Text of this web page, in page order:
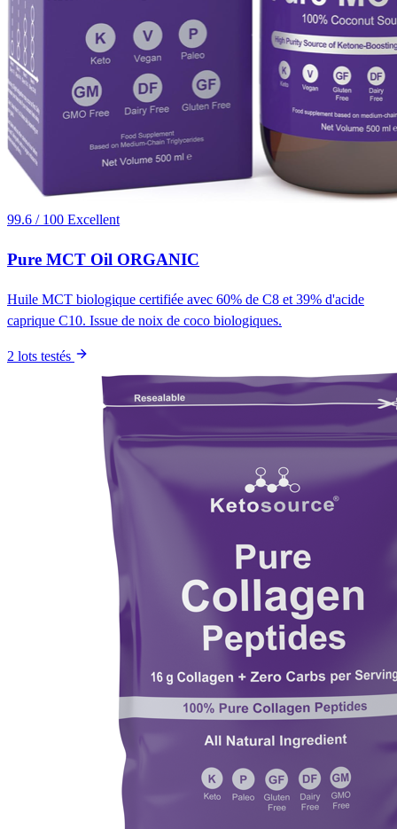
99.6 / 100 Excellent
Pure MCT Oil ORGANIC
Huile MCT biologique certifiée avec 60% de C8 et 39% d'acide
caprique C10. Issue de noix de coco biologiques.
2 lots testés